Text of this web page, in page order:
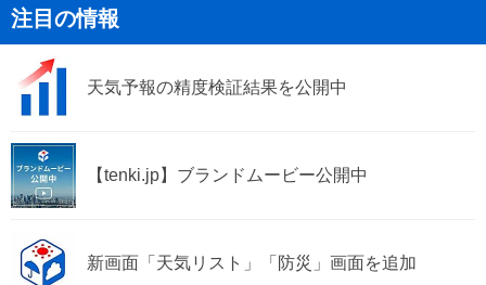
注目の情報
天気予報の精度検証結果を公開中
【tenki.jp】ブランドムービー公開中
新画面「天気リスト」「防災」画面を追加